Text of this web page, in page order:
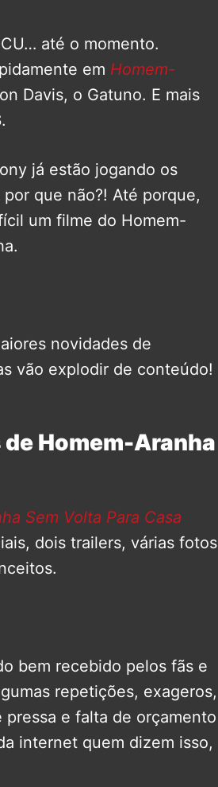
até o momento.
em Homem-
Davis, o Gatuno. E mais
.
já estão jogando os
que não?! Até porque,
um filme do Homem-
novidades de
vão explodir de conteúdo!
Homem-Aranha
Sem Volta Para Casa
dois trailers, várias fotos
bem recebido pelos fãs e
repetições, exageros,
e falta de orçamento
internet quem dizem isso,